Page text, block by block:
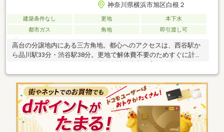
神奈川県横浜市旭区白根２
建築条件なし 更地
本下水
都市ガス
角地 即引渡し可
高台の分譲地内にある三方角地。都心へのアクセスは、西谷駅か
ら品川駅33分・渋谷駅38分。更地で解体費不要のためすぐに計画
【周辺環境】セブンイレブン川島町店まで約670m西友鶴ヶ峰店ま
で約1190mクリアエイトSD川島町店まで約850m鶴ヶ峰駅前郵便
局まで約1400m市立不動丸小学校まで約660m市立鶴ヶ峰中学校ま
で約1600mあたご幼稚園まで約500m